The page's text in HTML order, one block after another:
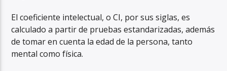
El coeficiente intelectual, o CI, por sus siglas, es
calculado a partir de pruebas estandarizadas, además
de tomar en cuenta la edad de la persona, tanto
mental como física.